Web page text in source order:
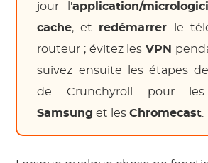
jour l'application/
cache, et redémarrer le
routeur ; évitez les VPN
suivez ensuite les étapes
de Crunchyroll pour les
Samsung et lesChromecast.